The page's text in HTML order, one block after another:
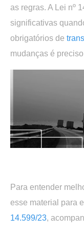
as regras. A Lei nº
significativas
obrigatórios de
mudanças é
Para entender
esse material para
14.599/23,